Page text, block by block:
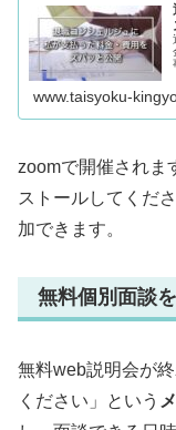
www.taisyoku-
zoomで開催されま
ストールしてくだ
加できます。
無料個別面談
無料web説明会が
ください」という